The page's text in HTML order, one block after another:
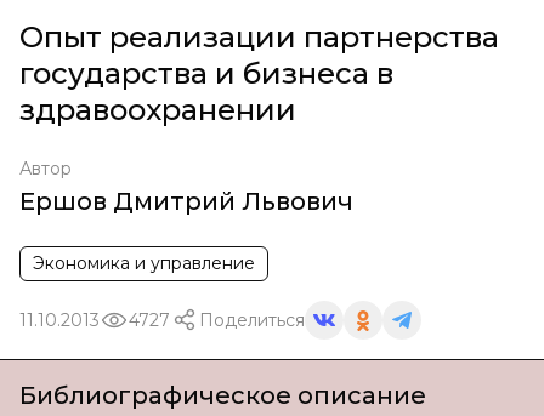
Опыт реализации партнерства
государства и бизнеса в
здравоохранении
Автор
Ершов Дмитрий Львович
Экономика и управление
11.10.2013 4727 Поделиться
Библиографическое описание